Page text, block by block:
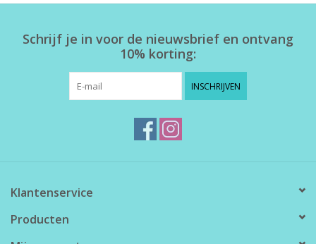
Schrijf je in voor de nieuwsbrief en ontvang
10% korting:
INSCHRIJVEN
Klantenservice
Producten